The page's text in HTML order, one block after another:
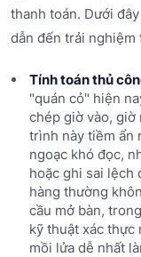
thanh toán. Dưới
dẫn đến trải nghiệm
Tính toán thủ
"quán cỏ" hiện
chép giờ vào, giờ
trình này tiềm ẩn
ngoạc khó đọc,
hoặc ghi sai lệch
hàng thường
cầu mở bàn,
kỹ thuật xác thực
mồi lửa dễ nhất